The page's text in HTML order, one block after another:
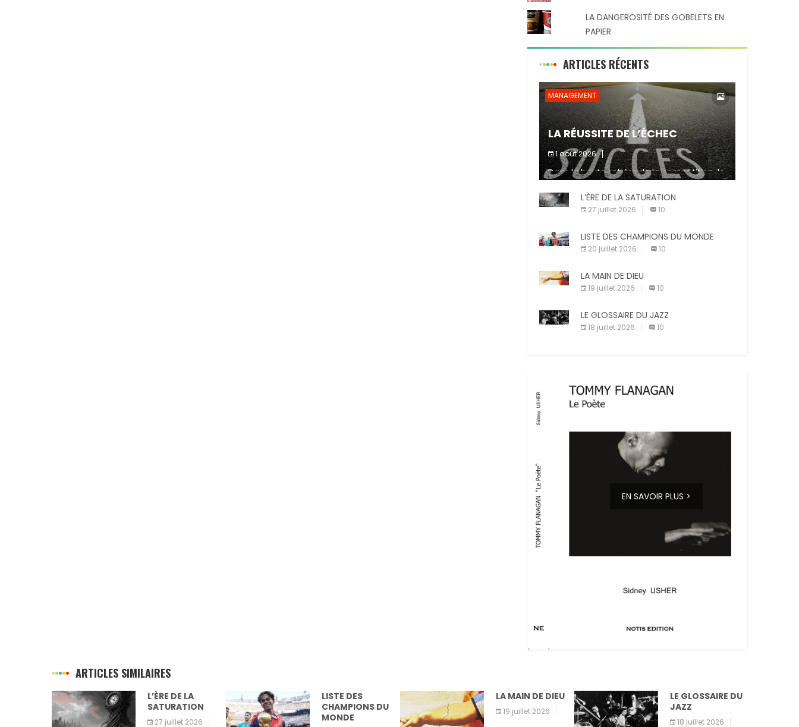
LA DANGEROSITÉ DES GOBELETS EN
PAPIER
ARTICLES RÉCENTS
MANAGEMENT
LA RÉUSSITE DE L’ÉCHEC
1 août 2026
Dans la haute sphère de la compétition, le
fait de ne pas atteindre un objectif est un
signe d’incompétence et une source de
sanctions diverses (avertissement, […]
Partager :
Pinterest
E-mail
L’ÈRE DE LA SATURATION
27 juillet 2026 10
LISTE DES CHAMPIONS DU MONDE
20 juillet 2026 10
LA MAIN DE DIEU
19 juillet 2026 10
LE GLOSSAIRE DU JAZZ
18 juillet 2026 10
EN SAVOIR PLUS >
ARTICLES SIMILAIRES
L’ÈRE DE LA
SATURATION
27 juillet 2026
LISTE DES
CHAMPIONS DU
MONDE
LA MAIN DE DIEU
19 juillet 2026
LE GLOSSAIRE DU
JAZZ
18 juillet 2026